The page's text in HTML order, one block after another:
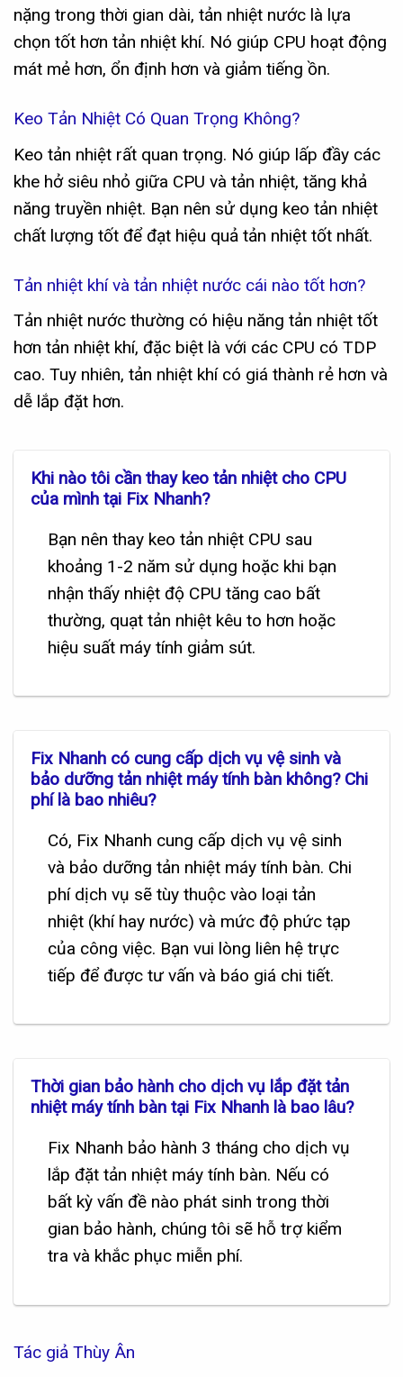
nặng trong thời gian dài, tản nhiệt nước là lựa
chọn tốt hơn tản nhiệt khí. Nó giúp CPU hoạt động
mát mẻ hơn, ổn định hơn và giảm tiếng ồn.
Keo Tản Nhiệt Có Quan Trọng Không?
Keo tản nhiệt rất quan trọng. Nó giúp lấp đầy các
khe hở siêu nhỏ giữa CPU và tản nhiệt, tăng khả
năng truyền nhiệt. Bạn nên sử dụng keo tản nhiệt
chất lượng tốt để đạt hiệu quả tản nhiệt tốt nhất.
Tản nhiệt khí và tản nhiệt nước cái nào tốt hơn?
Tản nhiệt nước thường có hiệu năng tản nhiệt tốt
hơn tản nhiệt khí, đặc biệt là với các CPU có TDP
cao. Tuy nhiên, tản nhiệt khí có giá thành rẻ hơn và
dễ lắp đặt hơn.
Khi nào tôi cần thay keo tản nhiệt cho CPU
của mình tại Fix Nhanh?
Bạn nên thay keo tản nhiệt CPU sau
khoảng 1-2 năm sử dụng hoặc khi bạn
nhận thấy nhiệt độ CPU tăng cao bất
thường, quạt tản nhiệt kêu to hơn hoặc
hiệu suất máy tính giảm sút.
Fix Nhanh có cung cấp dịch vụ vệ sinh và
bảo dưỡng tản nhiệt máy tính bàn không? Chi
phí là bao nhiêu?
Có, Fix Nhanh cung cấp dịch vụ vệ sinh
và bảo dưỡng tản nhiệt máy tính bàn. Chi
phí dịch vụ sẽ tùy thuộc vào loại tản
nhiệt (khí hay nước) và mức độ phức tạp
của công việc. Bạn vui lòng liên hệ trực
tiếp để được tư vấn và báo giá chi tiết.
Thời gian bảo hành cho dịch vụ lắp đặt tản
nhiệt máy tính bàn tại Fix Nhanh là bao lâu?
Fix Nhanh bảo hành 3 tháng cho dịch vụ
lắp đặt tản nhiệt máy tính bàn. Nếu có
bất kỳ vấn đề nào phát sinh trong thời
gian bảo hành, chúng tôi sẽ hỗ trợ kiểm
tra và khắc phục miễn phí.
Tác giả Thùy Ân